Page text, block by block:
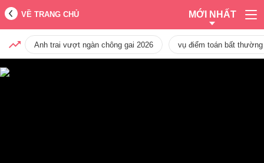
VỀ TRANG CHỦ MỚI NHẤT
Anh trai vượt ngàn chông gai 2026 vụ điểm toán bất